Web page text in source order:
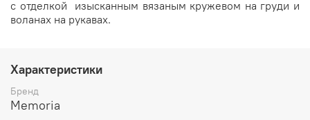
с отделкой
изысканным вязаным кружевом на груди и
воланах на рукавах.
Характеристики
Бренд
Memoria